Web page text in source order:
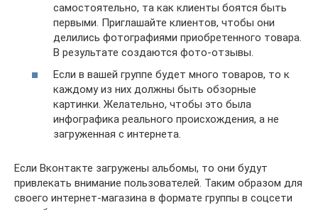
самостоятельно, та как клиенты боятся быть
первыми. Приглашайте клиентов, чтобы они
делились фотографиями приобретенного товара.
В результате создаются фото-отзывы.
Если в вашей группе будет много товаров, то к
каждому из них должны быть обзорные
картинки. Желательно, чтобы это была
инфографика реального происхождения, а не
загруженная с интернета.
Если Вконтакте загружены альбомы, то они будут
привлекать внимание пользователей. Таким образом для
своего интернет-магазина в формате группы в соцсети